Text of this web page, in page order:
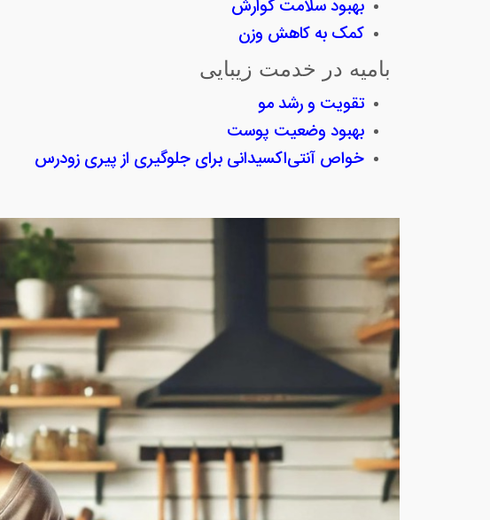
بهبود سلامت گوارش
کمک به کاهش وزن
بامیه در خدمت زیبایی
تقویت و رشد مو
بهبود وضعیت پوست
خواص آنتی‌اکسیدانی برای جلوگیری از پیری زودرس